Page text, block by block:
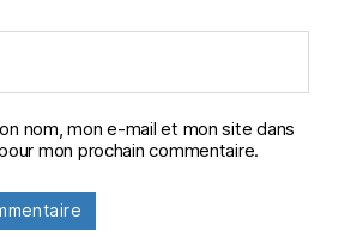
nom, mon e-mail et mon site dans
mon prochain commentaire.